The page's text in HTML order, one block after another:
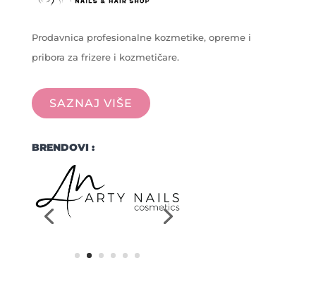
Prodavnica profesionalne kozmetike, opreme i
pribora za frizere i kozmetičare.
SAZNAJ VIŠE
BRENDOVI :